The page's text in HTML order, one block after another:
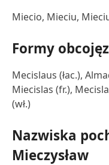
Miecio, Mieciu,
Formy
Mecislaus (łac.),
Miecislas (fr.),
(wł.)
Nazwiska
Mieczysław